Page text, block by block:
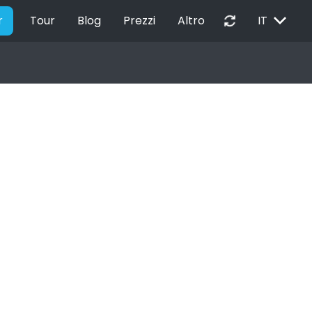
Tour Blog Prezzi Altro autorenew IT EXPAND_MORE